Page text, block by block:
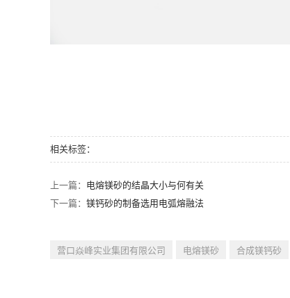
相关标签：
上一篇： 电熔镁砂的结晶大小与何有关
下一篇： 镁钙砂的制备选用电弧熔融法
营口焱峰实业集团有限公司 电熔镁砂 合成镁钙砂